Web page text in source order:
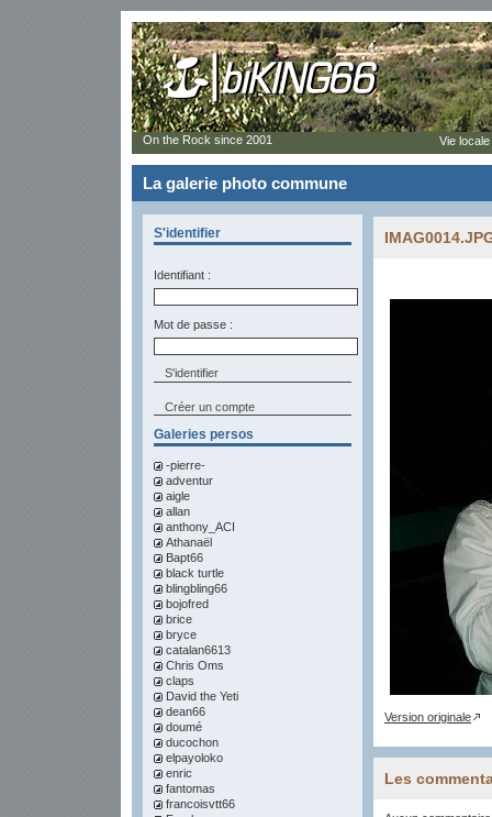
La galerie photo commune
S'identifier
Identifiant :
Mot de passe :
Créer un compte
Galeries persos
-pierre-
adventur
aigle
allan
anthony_ACI
Athanaël
Bapt66
black turtle
blingbling66
bojofred
brice
bryce
catalan6613
Chris Oms
claps
David the Yeti
dean66
doumé
ducochon
elpayoloko
enric
fantomas
francoisvtt66
Version originale
Les
On the Rock since 2001 Vie